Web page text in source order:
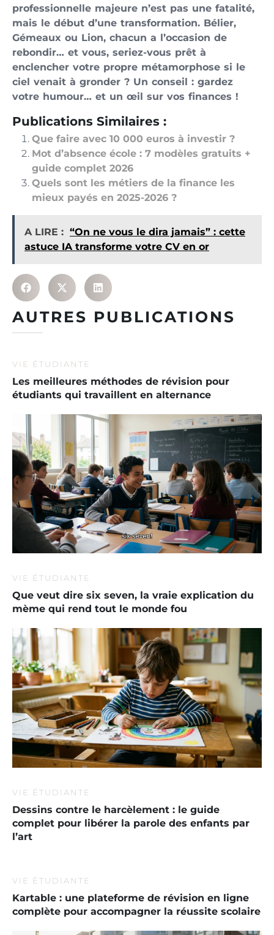
professionnelle majeure n’est pas une fatalité,
mais le début d’une transformation. Bélier,
Gémeaux ou Lion, chacun a l’occasion de
rebondir… et vous, seriez-vous prêt à
enclencher votre propre métamorphose si le
ciel venait à gronder ? Un conseil : gardez
votre humour… et un œil sur vos finances !
Publications Similaires :
Que faire avec 10 000 euros à investir ?
Mot d’absence école : 7 modèles gratuits +
guide complet 2026
Quels sont les métiers de la finance les
mieux payés en 2025-2026 ?
A LIRE : “On ne vous le dira jamais” : cette
astuce IA transforme votre CV en or
AUTRES PUBLICATIONS
VIE ÉTUDIANTE
Les meilleures méthodes de révision pour
étudiants qui travaillent en alternance
VIE ÉTUDIANTE
Que veut dire six seven, la vraie explication du
mème qui rend tout le monde fou
VIE ÉTUDIANTE
Dessins contre le harcèlement : le guide
complet pour libérer la parole des enfants par
l’art
VIE ÉTUDIANTE
Kartable : une plateforme de révision en ligne
complète pour accompagner la réussite scolaire